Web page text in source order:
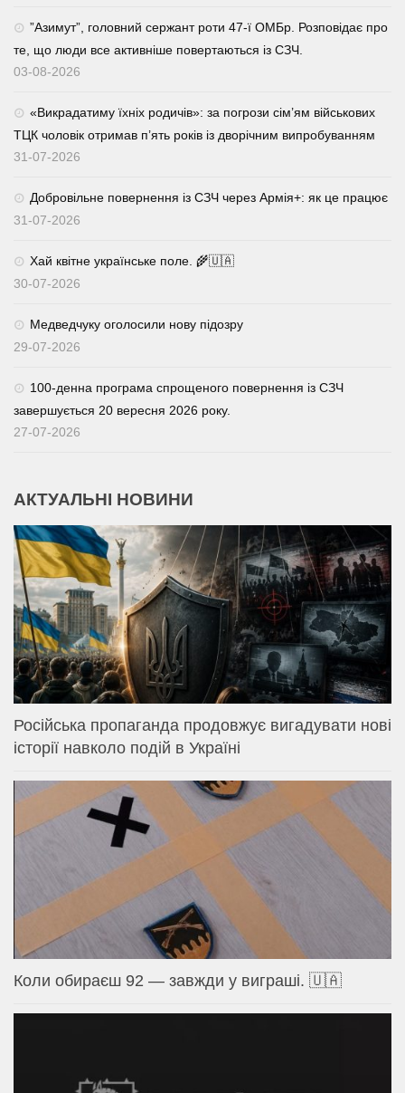
⁨”Азимут”, головний сержант роти 47-ї ОМБр. Розповідає про
те, що люди все активніше повертаються із СЗЧ.
03-08-2026
«Викрадатиму їхніх родичів»: за погрози сім’ям військових
ТЦК чоловік отримав п’ять років із дворічним випробуванням
31-07-2026
Добровільне повернення із СЗЧ через Армія+: як це працює
31-07-2026
Хай квітне українське поле. 🌾🇺🇦
30-07-2026
Медведчуку оголосили нову підозру
29-07-2026
100-денна програма спрощеного повернення із СЗЧ
завершується 20 вересня 2026 року.
27-07-2026
АКТУАЛЬНІ НОВИНИ
Російська пропаганда продовжує вигадувати нові
історії навколо подій в Україні
Коли обираєш 92 — завжди у виграші. 🇺🇦